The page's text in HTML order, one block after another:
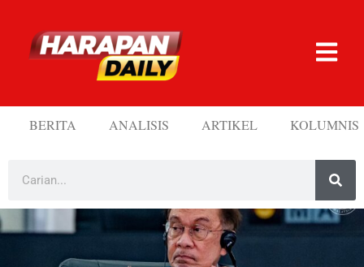
BERITA ANALISIS ARTIKEL KOLUMNIS